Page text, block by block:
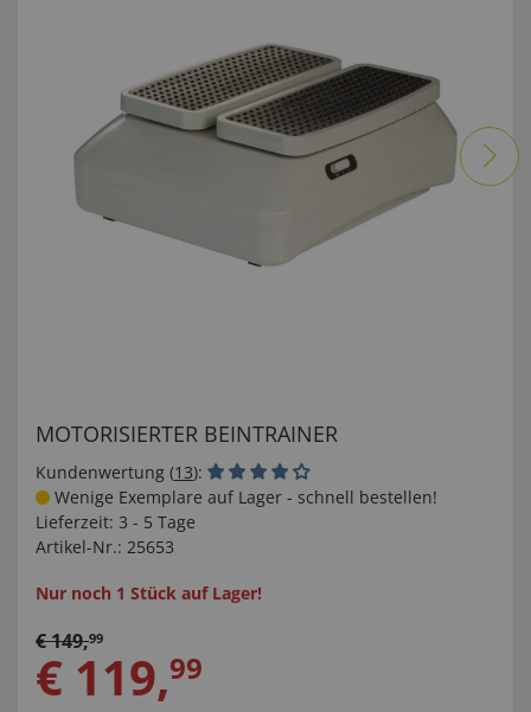
MOTORISIERTER BEINTRAINER
Kundenwertung (13):
Wenige Exemplare auf Lager - schnell bestellen!
Lieferzeit: 3 - 5 Tage
Artikel-Nr.: 25653
Nur noch 1 Stück auf Lager!
€149,99
€ 119,99